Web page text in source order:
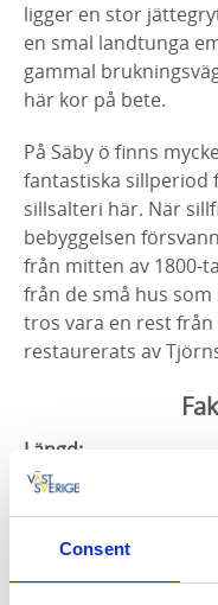
Consent
ligger en stor
en smal landtunga
gammal
här kor på bete.
På Säby ö finns
fantastiska sillperiod
sillsalteri här. När
bebyggelsen
från mitten av 1800-
från de små hus
tros vara en rest
restaurerats av
Längd:
cirka 6 km. Den